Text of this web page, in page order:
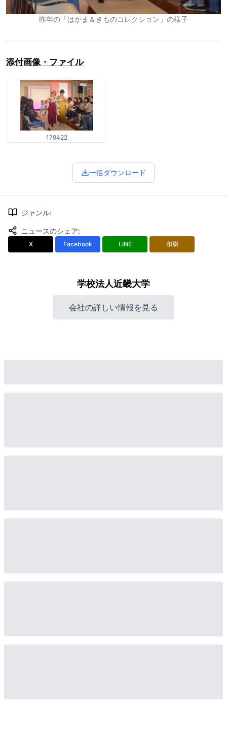
昨年の「はかま＆きものコレクション」の様子
添付画像・ファイル
179422
一括ダウンロード
ジャンル:
ニュースのシェア:
X Facebook LINE 印刷
学校法人近畿大学
会社の詳しい情報を見る